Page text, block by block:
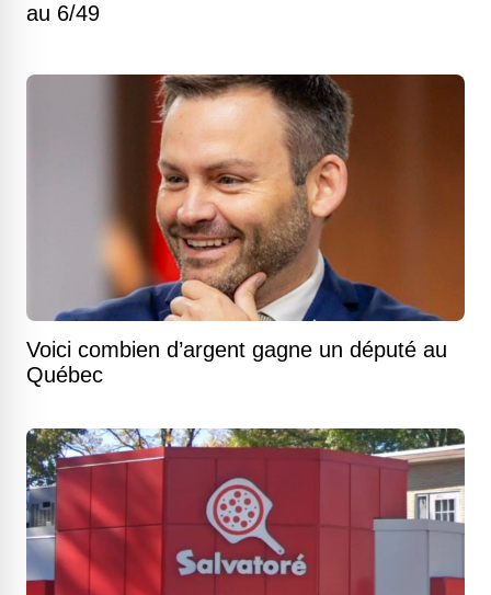
au 6/49
Voici combien d’argent gagne un député au
Québec